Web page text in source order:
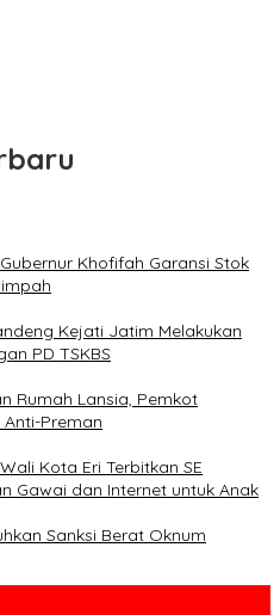
Khofifah Garansi Stok
Kejati Jatim Melakukan
PD TSKBS
Rumah Lansia, Pemkot
Preman
Kota Eri Terbitkan SE
Gawai dan Internet untuk Anak
Sanksi Berat Oknum